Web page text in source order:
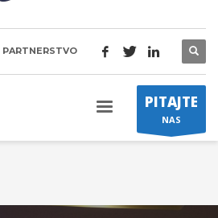
PARTNERSTVO
PITAJTE
NAS